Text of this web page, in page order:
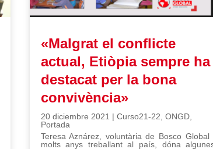
«Malgrat el conflicte
actual, Etiòpia sempre ha
destacat per la bona
convivència»
20 diciembre 2021 | Curso21-22 ONGD,
Portada
Teresa Aznárez, voluntària de Bosco Global
molts anys treballant al país, dóna